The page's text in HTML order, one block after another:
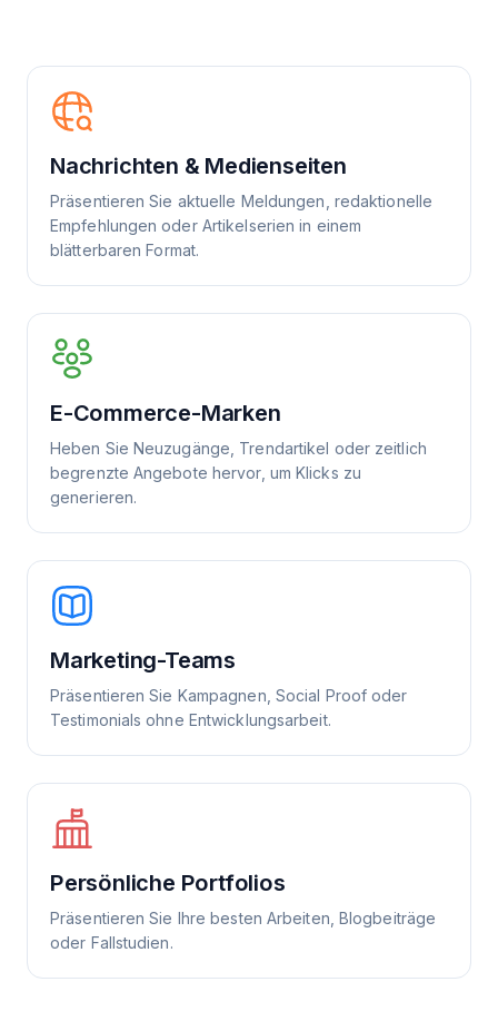
Nachrichten & Medienseiten
Präsentieren Sie aktuelle Meldungen, redaktionelle
Empfehlungen oder Artikelserien in einem
blätterbaren Format.
E-Commerce-Marken
Heben Sie Neuzugänge, Trendartikel oder zeitlich
begrenzte Angebote hervor, um Klicks zu
generieren.
Marketing-Teams
Präsentieren Sie Kampagnen, Social Proof oder
Testimonials ohne Entwicklungsarbeit.
Persönliche Portfolios
Präsentieren Sie Ihre besten Arbeiten, Blogbeiträge
oder Fallstudien.